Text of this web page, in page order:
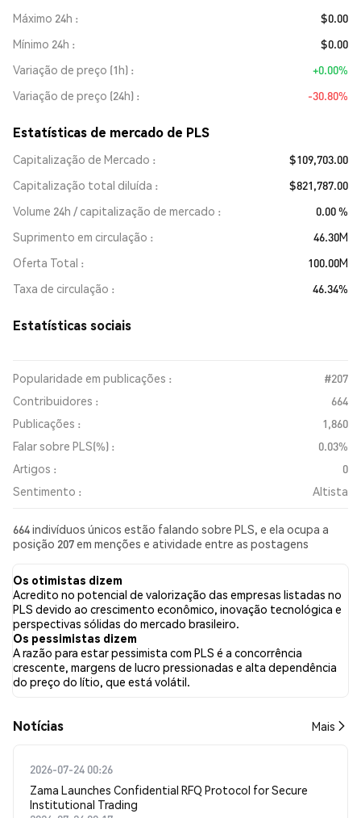
Máximo 24h
$0.00
Mínimo 24h
$0.00
Variação de preço (1h)
+0.00%
Variação de preço (24h)
-30.80%
Estatísticas de mercado de PLS
Capitalização de Mercado
$109,703.00
Capitalização total diluída
$821,787.00
Volume 24h / capitalização de mercado
0.00 %
Suprimento em circulação
46.30M
Oferta Total
100.00M
Taxa de circulação
46.34%
Estatísticas sociais
Popularidade em publicações :
#207
Contribuidores :
664
Publicações :
1,860
Falar sobre PLS(%) :
0.03%
Artigos :
0
Sentimento :
Altista
664 indivíduos únicos estão falando sobre PLS, e ela ocupa a
posição 207 em menções e atividade entre as postagens
em todas as redes sociais foi Altista. Por fim, foram publicados
0 artigos de notícias sobre PLS. No Twitter, 38.43% dos tweets
apresentaram um sentimento otimista em comparação com
10.18% dos tweets com sentimento pessimista sobre PLS.
51.39% dos tweets foram neutros em relação a PLS. Esses
sentimentos são baseados em 1760 tweets.
Os otimistas dizem
Acredito no potencial de valorização das empresas listadas no
PLS devido ao crescimento econômico, inovação tecnológica e
perspectivas sólidas do mercado brasileiro.
Os pessimistas dizem
A razão para estar pessimista com PLS é a concorrência
crescente, margens de lucro pressionadas e alta dependência
do preço do lítio, que está volátil.
​​Notícias​​ Mais
2026-07-24 00:26
Zama Launches Confidential RFQ Protocol for Secure
Institutional Trading